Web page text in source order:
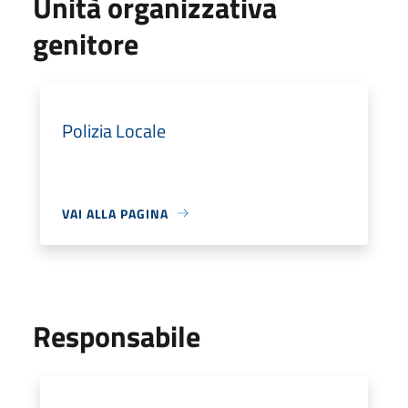
genitore
Polizia Locale
VAI ALLA PAGINA
Responsabile